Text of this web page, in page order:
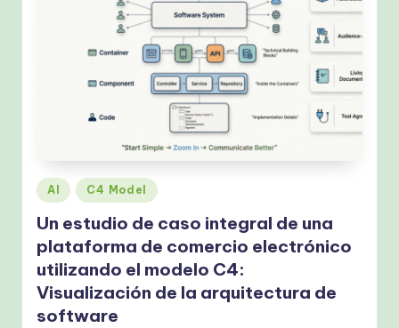
Publicado
en
AI C4 Model
Un estudio de caso integral de una
plataforma de comercio electrónico
utilizando el modelo C4:
Visualización de la arquitectura de
software